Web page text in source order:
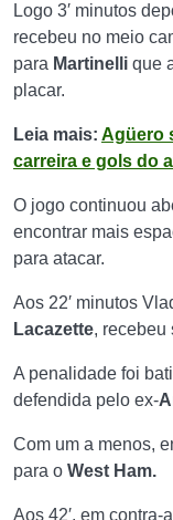
Logo 3′ minutos
recebeu no meio
para Martinelli que
placar.
Leia mais: Agüero
carreira e gols do
O jogo continuou
encontrar mais
para atacar.
Aos 22′ minutos
Lacazette, recebeu
A penalidade foi
defendida pelo ex-
Com um a menos,
para o West Ham.
Aos 42′, em contra-